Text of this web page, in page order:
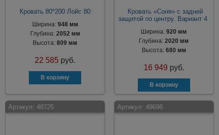
Кровать 80*200 Лойс 80
Ширина: 948 мм
Глубина: 2052 мм
Высота:809 мм
22 585 руб.
Кровать «Соня» с задней
защитой по центру. Вариант 4
Ширина:920 мм
Глубина:2020 мм
Высота: 680 мм
16 949 руб.
Артикул: 48725 Артикул: 49698